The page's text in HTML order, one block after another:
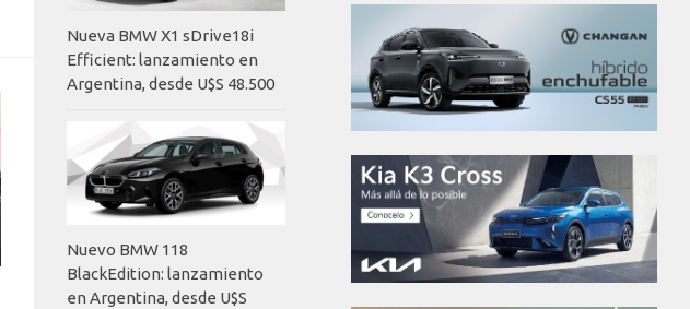
Nueva BMW X1 sDrive18i
Efficient: lanzamiento en
Argentina, desde U$S 48.500
Nuevo BMW 118
BlackEdition: lanzamiento
en Argentina, desde U$S